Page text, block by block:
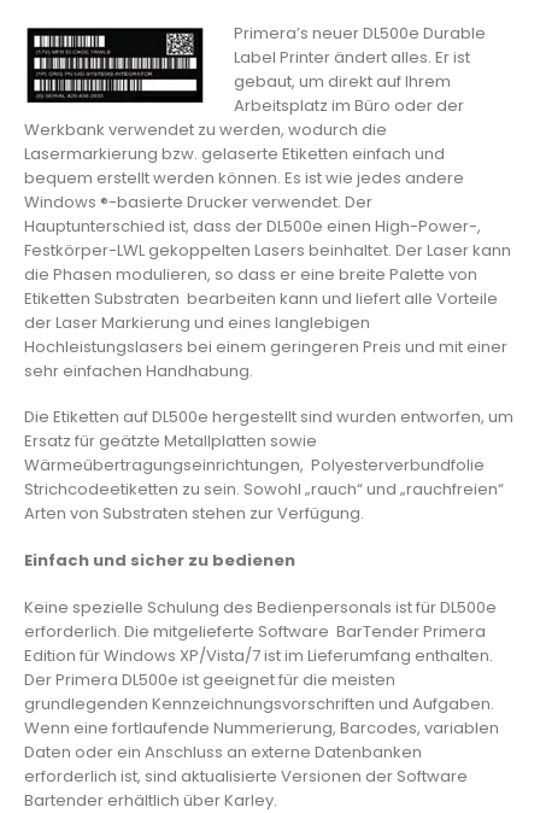
Primera’s neuer DL500e Durable
Label Printer ändert alles. Er ist
gebaut, um direkt auf Ihrem
Arbeitsplatz im Büro oder der
Werkbank verwendet zu werden, wodurch die
Lasermarkierung bzw. gelaserte Etiketten einfach und
bequem erstellt werden können. Es ist wie jedes andere
Windows ®-basierte Drucker verwendet. Der
Hauptunterschied ist, dass der DL500e einen High-Power-,
Festkörper-LWL gekoppelten Lasers beinhaltet. Der Laser kann
die Phasen modulieren, so dass er eine breite Palette von
Etiketten Substraten bearbeiten kann und liefert alle Vorteile
der Laser Markierung und eines langlebigen
Hochleistungslasers bei einem geringeren Preis und mit einer
sehr einfachen Handhabung.
Die Etiketten auf DL500e hergestellt sind wurden entworfen, um
Ersatz für geätzte Metallplatten sowie
Wärmeübertragungseinrichtungen, Polyesterverbundfolie
Strichcodeetiketten zu sein. Sowohl „rauch“ und „rauchfreien“
Arten von Substraten stehen zur Verfügung.
Einfach und sicher zu bedienen
Keine spezielle Schulung des Bedienpersonals ist für DL500e
erforderlich. Die mitgelieferte Software BarTender Primera
Edition für Windows XP/Vista/7 ist im Lieferumfang enthalten.
Der Primera DL500e ist geeignet für die meisten
grundlegenden Kennzeichnungsvorschriften und Aufgaben.
Wenn eine fortlaufende Nummerierung, Barcodes, variablen
Daten oder ein Anschluss an externe Datenbanken
erforderlich ist, sind aktualisierte Versionen der Software
Bartender erhältlich über Karley.